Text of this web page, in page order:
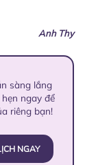
Anh Thy
sàng lắng
ngay để
riêng bạn!
NGAY